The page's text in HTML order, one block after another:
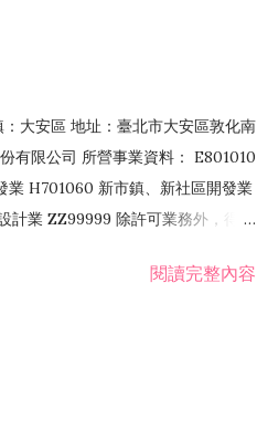
大安區 地址：臺北市大安區敦化南
有限公司 所營事業資料： E801010
業 H701060 新市鎮、新社區開發業
計業 ZZ99999 除許可業務外，得經
閱讀完整內容